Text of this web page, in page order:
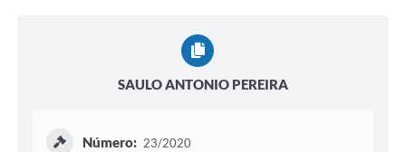
SAULO ANTONIO PEREIRA
Número: 23/2020